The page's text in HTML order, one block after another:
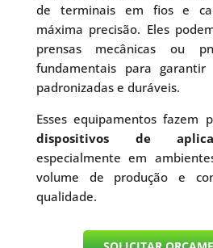
de terminais em fios e
máxima precisão. Eles
prensas mecânicas ou
fundamentais para garantir
padronizadas e duráveis.
Esses equipamentos fazem
dispositivos de
especialmente em
volume de produção e
qualidade.